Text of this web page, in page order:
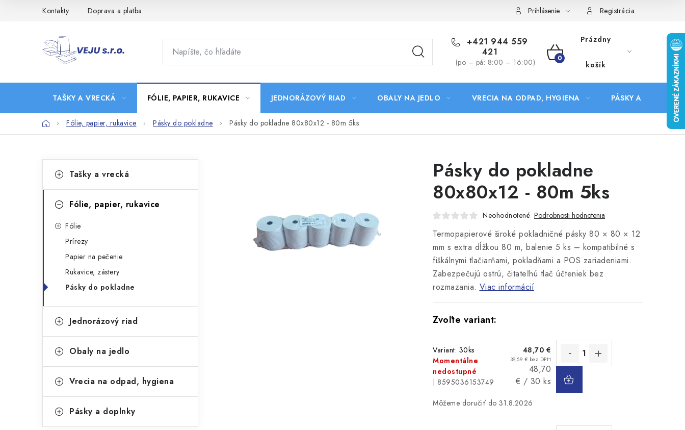
Kontakty Doprava a platba Prihlásenie Registrácia
+421 944 559
421
(po – pá: 8:00 – 16:00)
NÁKUPNÝ
Prázdny
košík
TAŠKY A VRECKÁ FÓLIE, PAPIER, RUKAVICE JEDNORÁZOVÝ RIAD OBALY NA JEDLO VRECIA NA ODPAD, HYGIENA PÁSKY A DOPLNKY
DomovFólie, papier, rukavice Pásky do pokladne Pásky do pokladne 80x80x12 - 80m 5ks
o
a
n
l
kategórie
a
i
e
Tašky a vrecká
Fólie, papier, rukavice
Fólie
Prírezy
Papier na pečenie
Rukavice, zástery
Pásky do pokladne
Jednorázový riad
Obaly na jedlo
Vrecia na odpad, hygiena
Pásky a doplnky
Pásky do pokladne
80x80x12 - 80m 5ks
Neohodnotené Podrobnosti hodnotenia
Termopapierové široké pokladničné pásky 80 × 80 × 12
mm s extra dĺžkou 80 m, balenie 5 ks – kompatibilné s
fiškálnymi tlačiarňami, pokladňami a POS zariadeniami.
Zabezpečujú ostrú, čitateľnú tlač účteniek bez
rozmazania. Viac informácií
Variant: 30ks
Momentálne
nedostupné
| 8595036153749
48,70 €
39,59 € bez DPH
Jednotková
cena:
48,70
€ / 30 ks
31.8.2026